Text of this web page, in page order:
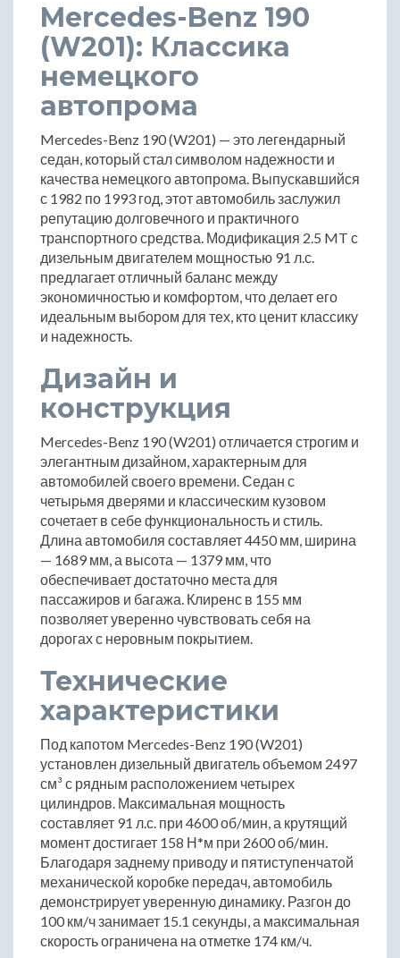
Mercedes-Benz 190
(W201): Классика
немецкого
автопрома
Mercedes-Benz 190 (W201) — это легендарный
седан, который стал символом надежности и
качества немецкого автопрома. Выпускавшийся
с 1982 по 1993 год, этот автомобиль заслужил
репутацию долговечного и практичного
транспортного средства. Модификация 2.5 MT с
дизельным двигателем мощностью 91 л.с.
предлагает отличный баланс между
экономичностью и комфортом, что делает его
идеальным выбором для тех, кто ценит классику
и надежность.
Дизайн и
конструкция
Mercedes-Benz 190 (W201) отличается строгим и
элегантным дизайном, характерным для
автомобилей своего времени. Седан с
четырьмя дверями и классическим кузовом
сочетает в себе функциональность и стиль.
Длина автомобиля составляет 4450 мм, ширина
— 1689 мм, а высота — 1379 мм, что
обеспечивает достаточно места для
пассажиров и багажа. Клиренс в 155 мм
позволяет уверенно чувствовать себя на
дорогах с неровным покрытием.
Технические
характеристики
Под капотом Mercedes-Benz 190 (W201)
установлен дизельный двигатель объемом 2497
см³ с рядным расположением четырех
цилиндров. Максимальная мощность
составляет 91 л.с. при 4600 об/мин, а крутящий
момент достигает 158 Н*м при 2600 об/мин.
Благодаря заднему приводу и пятиступенчатой
механической коробке передач, автомобиль
демонстрирует уверенную динамику. Разгон до
100 км/ч занимает 15.1 секунды, а максимальная
скорость ограничена на отметке 174 км/ч.